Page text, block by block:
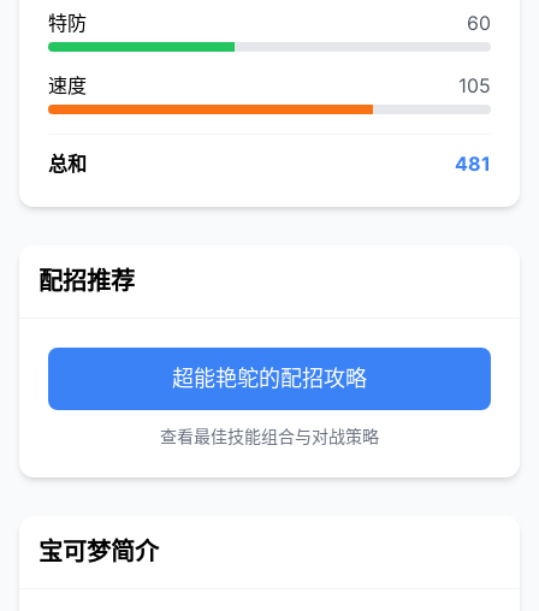
特防 60
速度 105
总和 481
配招推荐
超能艳鸵的配招攻略
查看最佳技能组合与对战策略
宝可梦简介